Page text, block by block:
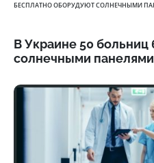
БЕСПЛАТНО ОБОРУДУЮТ СОЛНЕЧНЫМИ
В Украине 50
солнечными панелями